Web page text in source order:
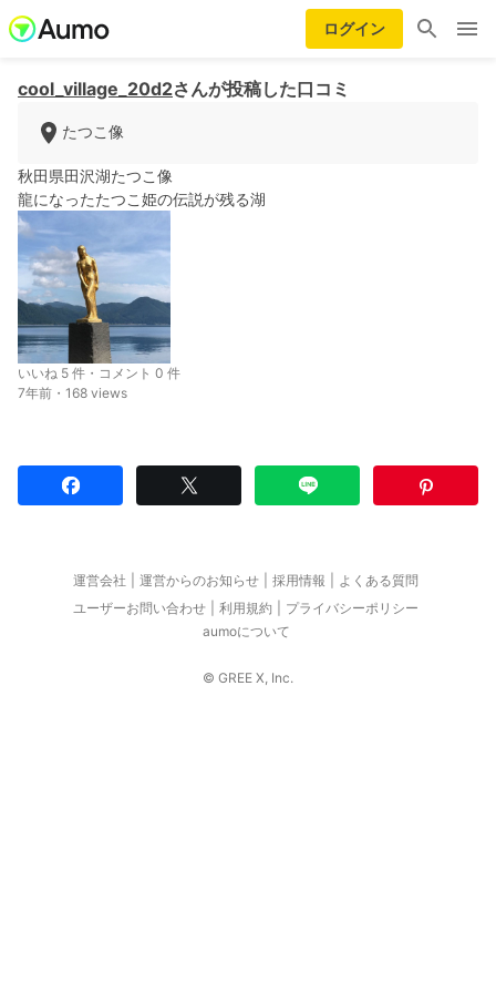
ログイン
cool_village_20d2さんが投稿した口コミ
たつこ像
秋田県田沢湖たつこ像
龍になったたつこ姫の伝説が残る湖
いいね 5 件・コメント 0 件
7年前・168 views
運営会社 運営からのお知らせ 採用情報
よくある質問
ユーザーお問い合わせ
利用規約
プライバシーポリシー
aumoについて
© GREE X, Inc.